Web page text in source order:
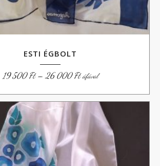
ESTI ÉGBOLT
19 500 Ft – 26 000 FtÁrtartomány:
19
-
000 Ft
áfával